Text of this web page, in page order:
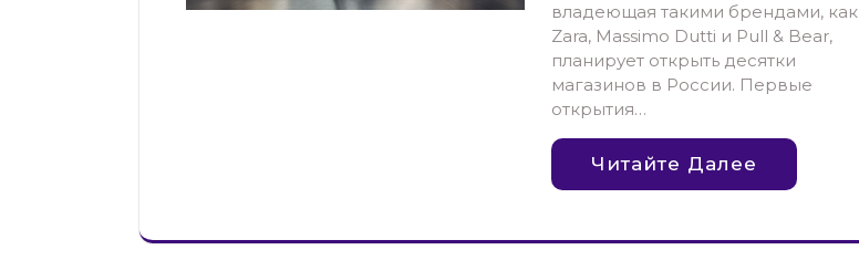
владеющая такими брендами, как
Zara, Massimo Dutti и Pull & Bear,
планирует открыть десятки
магазинов в России. Первые
открытия…
Читайте Далее